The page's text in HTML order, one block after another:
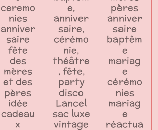
ceremo
nies
anniver
saire
fête
des
mères
et des
pères
idée
cadeau
x
e,
anniver
saire,
cérémo
nie,
théâtre
, fête,
party
disco
Lancel
sac luxe
vintage
pères
anniver
saire
baptêm
e
mariag
e
cérémo
nies
mariag
e
réactua